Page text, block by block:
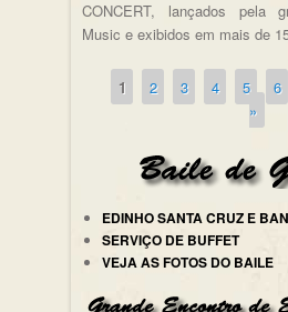
CONCERT, lançados pela
Music e exibidos em mais de
Páginas
1 2 3 4 5 6
»
EDINHO SANTA CRUZ E
SERVIÇO DE BUFFET
VEJA AS FOTOS DO BAILE